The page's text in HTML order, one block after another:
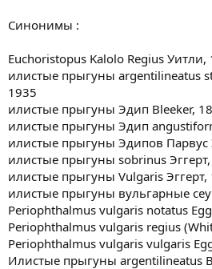
Синонимы :
Euchoristopus Kalolo Regius Уитли,
илистые прыгуны argentilineatus
1935
илистые прыгуны Эдип Bleeker,
илистые прыгуны Эдип
илистые прыгуны Эдипов Парвус
илистые прыгуны sobrinus
илистые прыгуны Vulgaris Эггерт,
илистые прыгуны вульгарные
Periophthalmus vulgaris notatus
Periophthalmus vulgaris regius
Periophthalmus vulgaris vulgaris
Илистые прыгуны argentilineatus